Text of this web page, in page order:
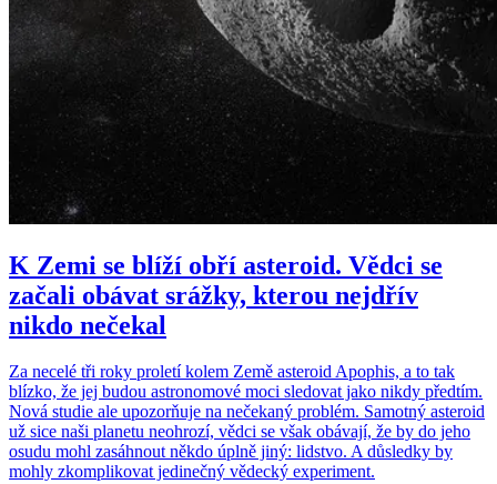
K Zemi se blíží obří asteroid. Vědci se
začali obávat srážky, kterou nejdřív
nikdo nečekal
Za necelé tři roky proletí kolem Země asteroid Apophis, a to tak
blízko, že jej budou astronomové moci sledovat jako nikdy předtím.
Nová studie ale upozorňuje na nečekaný problém. Samotný asteroid
už sice naši planetu neohrozí, vědci se však obávají, že by do jeho
osudu mohl zasáhnout někdo úplně jiný: lidstvo. A důsledky by
mohly zkomplikovat jedinečný vědecký experiment.